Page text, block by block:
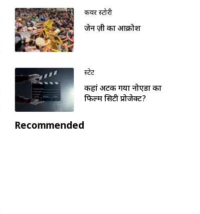
कवर स्टोरी
जेन ज़ी का आक्रोश
स्टेट
कहां अटक गया नोएडा का
फिल्म सिटी प्रोजेक्ट?
Recommended